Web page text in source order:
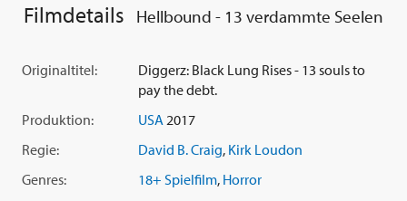
Filmdetails Hellbound - 13 verdammte Seelen
Originaltitel:
Diggerz: Black Lung Rises - 13 souls to
pay the debt.
Produktion:
USA 2017
Regie:
David B. Craig, Kirk Loudon
Genres:
18+ Spielfilm, Horror